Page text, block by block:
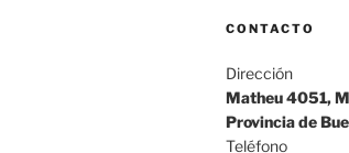
CONTACTO
Dirección
Matheu 4051,
Provincia de
Teléfono